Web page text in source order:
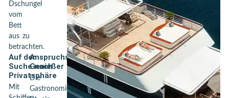
Dschungel
vom
Bett
aus zu
betrachten.
Auf der
Suche nach
Privatsphäre
Mit
Anspruchsvolle
Genießer
Die
Gastronomie